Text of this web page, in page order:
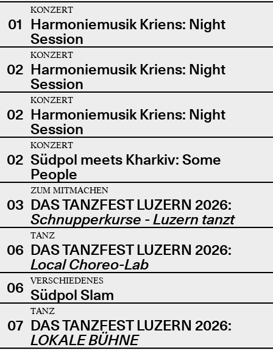
01
KONZERT
Harmoniemusik Kriens: Night
Session
02
KONZERT
Harmoniemusik Kriens: Night
Session
02
KONZERT
Harmoniemusik Kriens: Night
Session
02
KONZERT
Südpol meets Kharkiv: Some
People
03
ZUM MITMACHEN
DAS TANZFEST LUZERN 2026:
Schnupperkurse - Luzern tanzt
06
TANZ
DAS TANZFEST LUZERN 2026:
Local Choreo-Lab
06
VERSCHIEDENES
Südpol Slam
07
TANZ
DAS TANZFEST LUZERN 2026:
LOKALE BÜHNE